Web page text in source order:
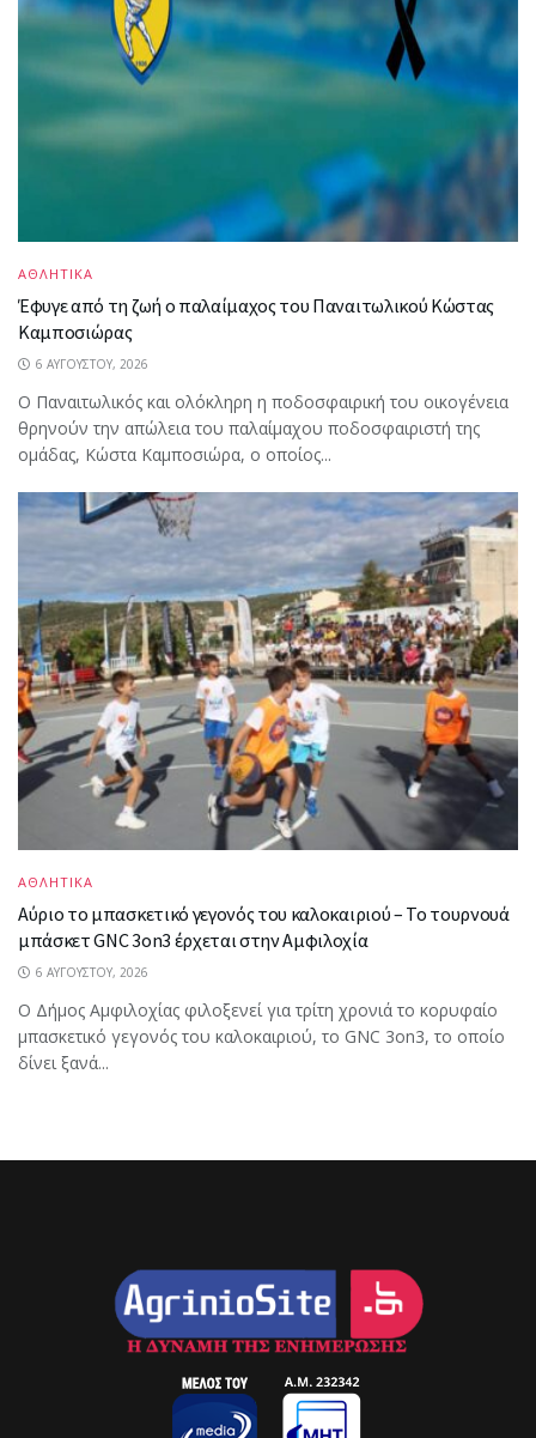
ΑΘΛΗΤΙΚΑ
Έφυγε από τη ζωή ο παλαίμαχος του Παναιτωλικού Κώστας
Καμποσιώρας
6 ΑΥΓΟΎΣΤΟΥ, 2026
Ο Παναιτωλικός και ολόκληρη η ποδοσφαιρική του οικογένεια
θρηνούν την απώλεια του παλαίμαχου ποδοσφαιριστή της
ομάδας, Κώστα Καμποσιώρα, ο οποίος...
ΑΘΛΗΤΙΚΑ
Αύριο το μπασκετικό γεγονός του καλοκαιριού – Το τουρνουά
μπάσκετ GNC 3on3 έρχεται στην Αμφιλοχία
6 ΑΥΓΟΎΣΤΟΥ, 2026
Ο Δήμος Αμφιλοχίας φιλοξενεί για τρίτη χρονιά το κορυφαίο
μπασκετικό γεγονός του καλοκαιριού, το GNC 3on3, το οποίο
δίνει ξανά...